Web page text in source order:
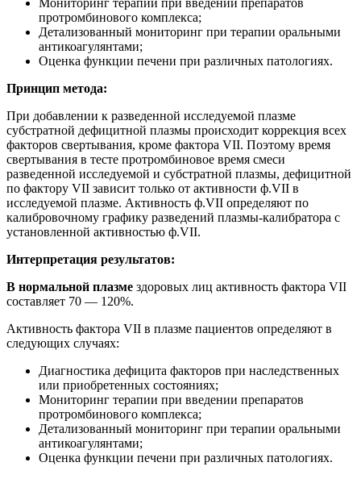
протромбинового комплекса;
Детализованный мониторинг при терапии оральными
антикоагулянтами;
Оценка функции печени при различных патологиях.
Принцип метода:
При добавлении к разведенной исследуемой плазме
субстратной дефицитной плазмы происходит коррекция всех
факторов свертывания, кроме фактора VII. Поэтому время
свертывания в тесте протромбиновое время смеси
разведенной исследуемой и субстратной плазмы, дефицитной
по фактору VII зависит только от активности ф.VII в
исследуемой плазме. Активность ф.VII определяют по
калибровочному графику разведений плазмы-калибратора с
установленной активностью ф.VII.
Интерпретация результатов:
В нормальной плазме здоровых лиц активность фактора VII
составляет 70 — 120%.
Активность фактора VII в плазме пациентов определяют в
следующих случаях:
Диагностика дефицита факторов при наследственных
или приобретенных состояниях;
Мониторинг терапии при введении препаратов
протромбинового комплекса;
Детализованный мониторинг при терапии оральными
антикоагулянтами;
Оценка функции печени при различных патологиях.